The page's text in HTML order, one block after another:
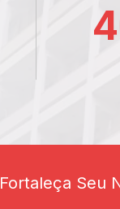
Fortaleça Seu